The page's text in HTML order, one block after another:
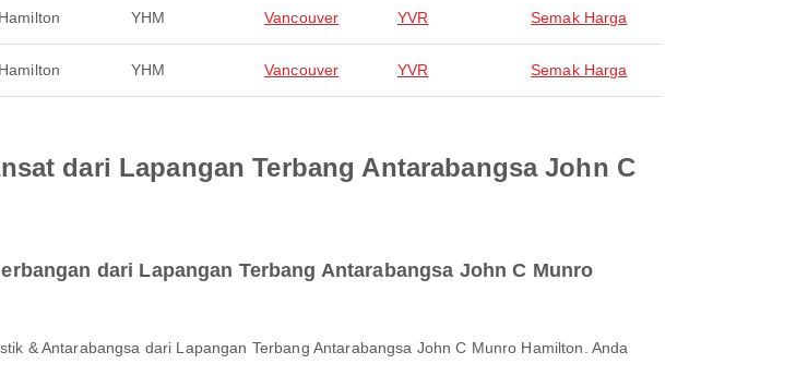
Hamilton YHM Vancouver YVR Semak Harga
Hamilton YHM Vancouver YVR Semak Harga
dari Lapangan Terbang Antarabangsa John C
dari Lapangan Terbang Antarabangsa John C Munro